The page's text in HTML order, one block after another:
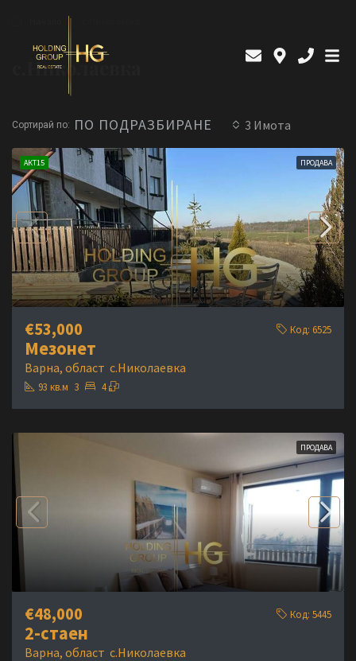
с.Николаевка
3 Имотa
Сортирай по: ПО ПОДРАЗБИРАНЕ
ПРОДАВА
АКТ15
€53,000 Код: 6525
Мезонет
Варна, област с.Николаевка
93 кв.м 3 4
ПРОДАВА
€48,000 Код: 5445
2-стаен
Варна, област с.Николаевка